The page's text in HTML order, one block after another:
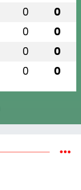
0 0
0 0
0 0
0 0